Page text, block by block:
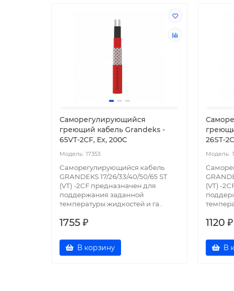
Саморегулирующийся
греющий кабель Grandeks -
65VT-2CF, Ex, 200C
17353
Саморегулирующийся кабель
GRANDEKS 17/26/33/40/50/65 ST
(VT) -2CF предназначен для
поддержания заданной
температуры жидкостей и га..
1755 ₽
В корзину
26ST-
(VT) -
1120 ₽
В